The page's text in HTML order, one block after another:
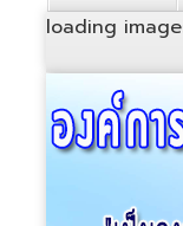
loading